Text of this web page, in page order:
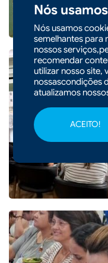
Nós
Nós usamos
semelhantes para
nossos
recomendar
utilizar nosso site,
nossascondições
atualizamos
ACEITO!